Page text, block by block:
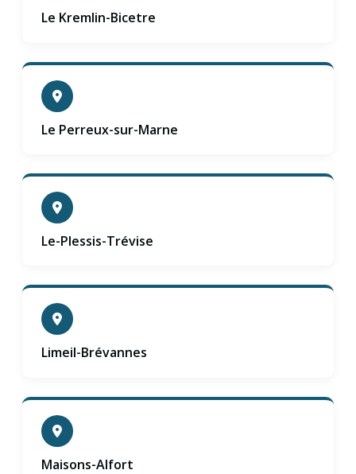
Le Kremlin-Bicetre
Le Perreux-sur-Marne
Le-Plessis-Trévise
Limeil-Brévannes
Maisons-Alfort